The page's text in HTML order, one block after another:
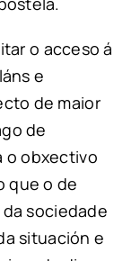
o acceso á
e
de maior
de
o obxectivo
que o de
sociedade
situación e